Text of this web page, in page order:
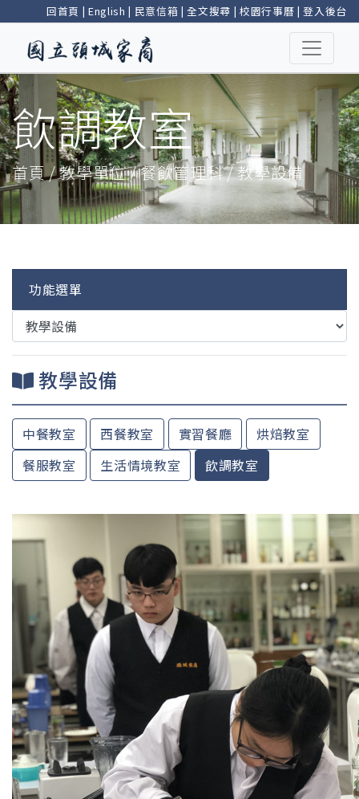
回首頁 | English | 民意信箱 |全文搜尋 | 校園行事曆 |登入後台
飲調教室
首頁 / 教學單位 / 餐飲管理科 / 教學設備
功能選單
教學設備
中餐教室 西餐教室 實習餐廳
烘焙教室
餐服教室
生活情境教室 飲調教室